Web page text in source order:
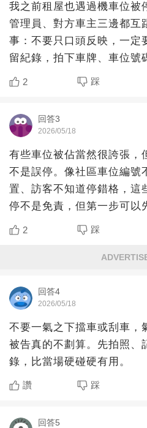
我之前租屋也遇過機車位被
管理員、對方車主三邊都互
事：不要只口頭反映，一定
留紀錄，拍下車牌、車位號
聯絡。
2 踩
回答3
2026/05/18
有些車位被佔當然很誇張，
不是誤停。像社區車位編號
置、訪客不知道停錯格，這
停不是免責，但第一步可以
認是不是住戶或訪
2 踩
回答4
2026/05/18
不要一氣之下擋車或刮車，
被告真的不劃算。先拍照、
錄，比當場硬碰硬有用。
讚 踩
回答5